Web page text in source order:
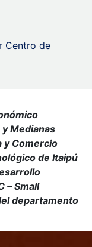
Centro de
Medianas
y Comercio
de Itaipú
– Small
departamento